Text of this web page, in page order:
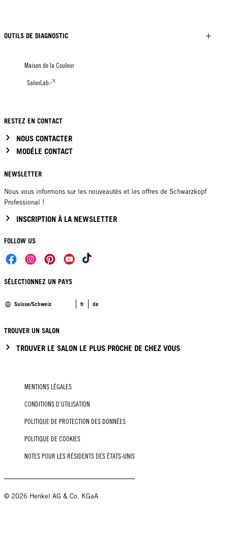
OUTILS DE DIAGNOSTIC
Maison de la Couleur
SalonLab
RESTEZ EN CONTACT
NOUS CONTACTER
MODÉLE CONTACT
NEWSLETTER
Nous vous informons sur les nouveautés et les offres de Schwarzkopf
Professional !
INSCRIPTION À LA NEWSLETTER
FOLLOW US
SÉLECTIONNEZ UN PAYS
Suisse/Schweiz fr de
TROUVER UN SALON
TROUVER LE SALON LE PLUS PROCHE DE CHEZ VOUS
MENTIONS LÉGALES
CONDITIONS D’UTILISATION
POLITIQUE DE PROTECTION DES DONNÉES
POLITIQUE DE COOKIES
NOTES POUR LES RÉSIDENTS DES ÉTATS-UNIS
© 2026 Henkel AG & Co. KGaA